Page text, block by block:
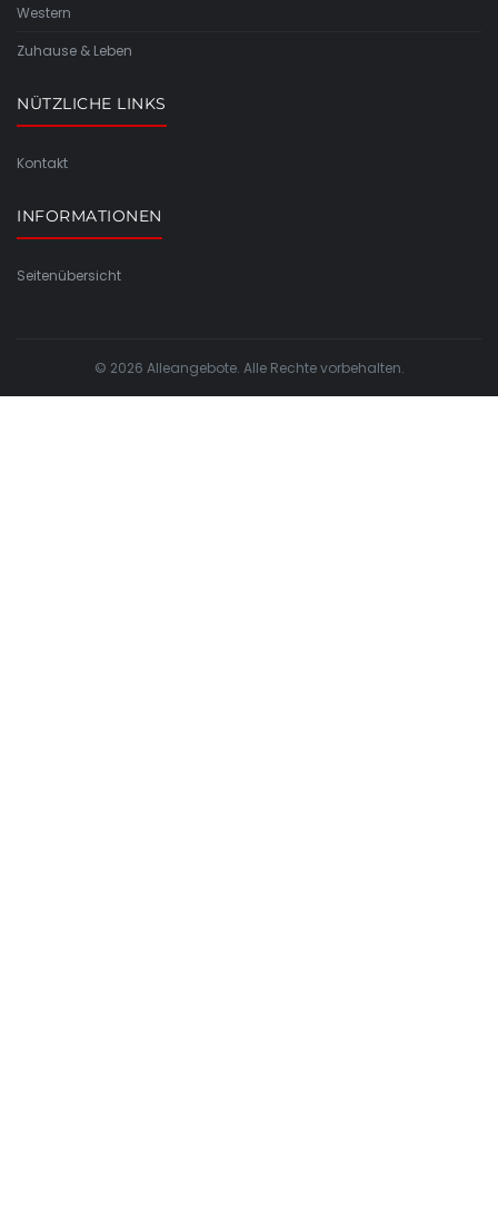
Western
Zuhause & Leben
NÜTZLICHE LINKS
Kontakt
INFORMATIONEN
Seitenübersicht
© 2026 Alleangebote. Alle Rechte vorbehalten.